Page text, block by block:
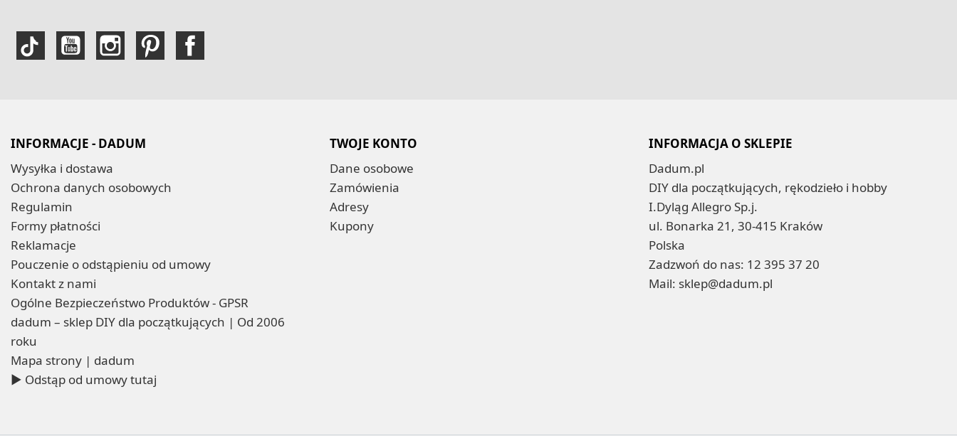
INFORMACJE - DADUM
Wysyłka i dostawa
Ochrona danych osobowych
Regulamin
Formy płatności
Reklamacje
Pouczenie o odstąpieniu od umowy
Kontakt z nami
Ogólne Bezpieczeństwo Produktów - GPSR
dadum – sklep DIY dla początkujących | Od 2006
roku
Mapa strony | dadum
▶ Odstąp od umowy tutaj
TWOJE KONTO
Dane osobowe
Zamówienia
Adresy
Kupony
INFORMACJA O SKLEPIE
Dadum.pl
DIY dla początkujących, rękodzieło i hobby
I.Dyląg Allegro Sp.j.
ul. Bonarka 21, 30-415 Kraków
Polska
Zadzwoń do nas: 12 395 37 20
Mail: sklep@dadum.pl